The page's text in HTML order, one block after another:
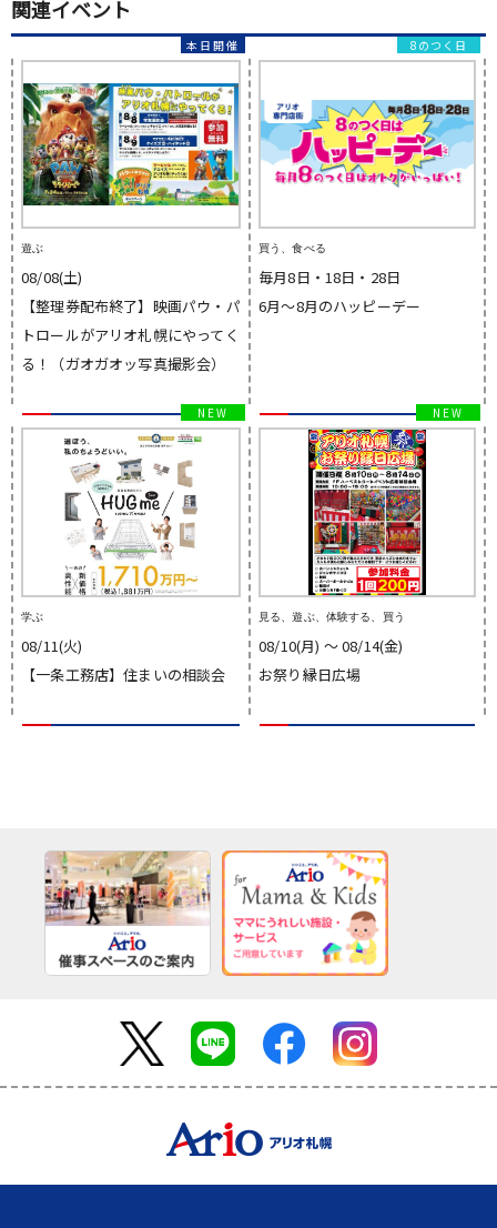
関連イベント
遊ぶ
08/08(土)
【整理券配布終了】映画パウ・パ
トロールがアリオ札幌にやってく
る！（ガオガオッ写真撮影会）
買う、食べる
毎月8日・18日・28日
6月～8月のハッピーデー
8のつく日
学ぶ
08/11(火)
【一条工務店】住まいの相談会
見る、遊ぶ、体験する、買う
08/10(月) 〜 08/14(金)
お祭り縁日広場